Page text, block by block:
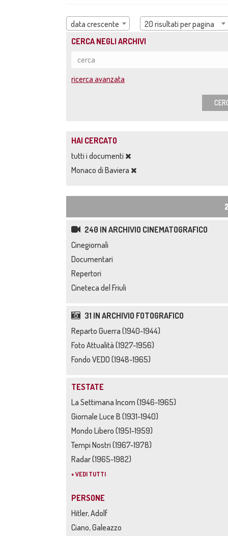
data crescente
20 risultati per pagina
CERCA NEGLI ARCHIVI
ricerca avanzata
HAI CERCATO
tutti i documenti
Monaco di Baviera
240 IN ARCHIVIO CINEMATOGRAFICO
Cinegiornali
Documentari
Repertori
Cineteca del Friuli
31 IN ARCHIVIO FOTOGRAFICO
Reparto Guerra (1940-1944)
Foto Attualità (1927-1956)
Fondo VEDO (1948-1965)
TESTATE
La Settimana Incom (1946-1965)
Giornale Luce B (1931-1940)
Mondo Libero (1951-1959)
Tempi Nostri (1967-1978)
Radar (1965-1982)
+ VEDI TUTTI
PERSONE
Hitler, Adolf
Ciano, Galeazzo